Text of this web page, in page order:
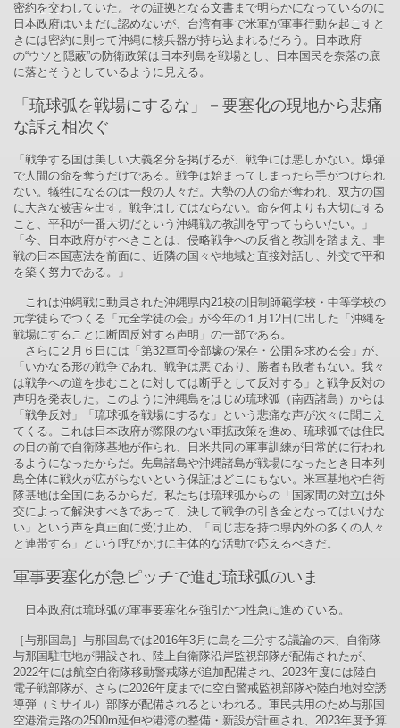
密約を交わしていた。その証拠となる文書まで明らかになっているのに
日本政府はいまだに認めないが、台湾有事で米軍が軍事行動を起こすと
きには密約に則って沖縄に核兵器が持ち込まれるだろう。日本政府
の“ウソと隠蔽”の防衛政策は日本列島を戦場とし、日本国民を奈落の底
に落とそうとしているように見える。
「琉球弧を戦場にするな」－要塞化の現地から悲痛
な訴え相次ぐ
「戦争する国は美しい大義名分を掲げるが、戦争には悪しかない。爆弾
で人間の命を奪うだけである。戦争は始まってしまったら手がつけられ
ない。犠牲になるのは一般の人々だ。大勢の人の命が奪われ、双方の国
に大きな被害を出す。戦争はしてはならない。命を何よりも大切にする
こと、平和が一番大切だという沖縄戦の教訓を守ってもらいたい。」
「今、日本政府がすべきことは、侵略戦争への反省と教訓を踏まえ、非
戦の日本国憲法を前面に、近隣の国々や地域と直接対話し、外交で平和
を築く努力である。」
これは沖縄戦に動員された沖縄県内21校の旧制師範学校・中等学校の
元学徒らでつくる「元全学徒の会」が今年の１月12日に出した「沖縄を
戦場にすることに断固反対する声明」の一部である。
さらに２月６日には「第32軍司令部壕の保存・公開を求める会」が、
「いかなる形の戦争であれ、戦争は悪であり、勝者も敗者もない。我々
は戦争への道を歩むことに対しては断乎として反対する」と戦争反対の
声明を発表した。このように沖縄島をはじめ琉球弧（南西諸島）からは
「戦争反対」「琉球弧を戦場にするな」という悲痛な声が次々に聞こえ
てくる。これは日本政府が際限のない軍拡政策を進め、琉球弧では住民
の目の前で自衛隊基地が作られ、日米共同の軍事訓練が日常的に行われ
るようになったからだ。先島諸島や沖縄諸島が戦場になったとき日本列
島全体に戦火が広がらないという保証はどこにもない。米軍基地や自衛
隊基地は全国にあるからだ。私たちは琉球弧からの「国家間の対立は外
交によって解決すべきであって、決して戦争の引き金となってはいけな
い」という声を真正面に受け止め、「同じ志を持つ県内外の多くの人々
と連帯する」という呼びかけに主体的な活動で応えるべきだ。
軍事要塞化が急ピッチで進む琉球弧のいま
日本政府は琉球弧の軍事要塞化を強引かつ性急に進めている。
［与那国島］与那国島では2016年3月に島を二分する議論の末、自衛隊
与那国駐屯地が開設され、陸上自衛隊沿岸監視部隊が配備されたが、
2022年には航空自衛隊移動警戒隊が追加配備され、2023年度には陸自
電子戦部隊が、さらに2026年度までに空自警戒監視部隊や陸自地対空誘
導弾（ミサイル）部隊が配備されるといわれる。軍民共用のため与那国
空港滑走路の2500m延伸や港湾の整備・新設が計画され、2023年度予算